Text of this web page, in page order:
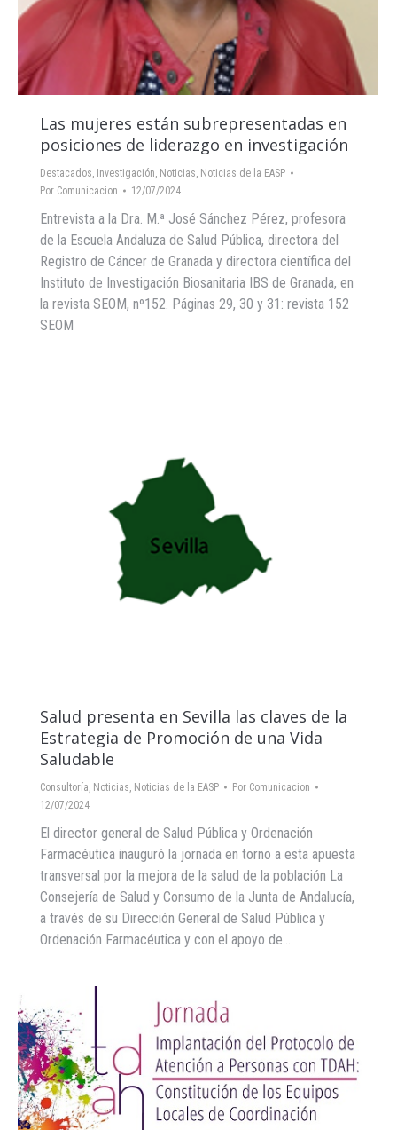
Las mujeres están subrepresentadas en
posiciones de liderazgo en investigación
Destacados, Investigación, Noticias, Noticias de la EASP
Por Comunicacion 12/07/2024
Entrevista a la Dra. M.ª José Sánchez Pérez, profesora
de la Escuela Andaluza de Salud Pública, directora del
Registro de Cáncer de Granada y directora científica del
Instituto de Investigación Biosanitaria IBS de Granada, en
la revista SEOM, nº152. Páginas 29, 30 y 31: revista 152
SEOM
Salud presenta en Sevilla las claves de la
Estrategia de Promoción de una Vida
Saludable
Consultoría, Noticias, Noticias de la EASP Por Comunicacion
12/07/2024
El director general de Salud Pública y Ordenación
Farmacéutica inauguró la jornada en torno a esta apuesta
transversal por la mejora de la salud de la población La
Consejería de Salud y Consumo de la Junta de Andalucía,
a través de su Dirección General de Salud Pública y
Ordenación Farmacéutica y con el apoyo de…